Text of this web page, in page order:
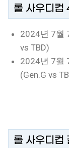
롤 사우디컵
2024년 7월
vs TBD)
2024년 7월
(Gen.G vs
롤 사우디컵